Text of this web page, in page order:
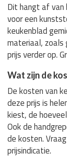
Dit hangt af van
voor een
keukenblad
materiaal,
prijs verder op.
Wat zijn de
De kosten van
deze prijs is
kiest, de
Ook de
de kosten.
prijsindicatie.